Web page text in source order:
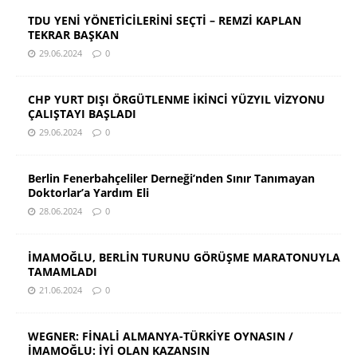
TDU YENİ YÖNETİCİLERİNİ SEÇTİ – REMZİ KAPLAN
TEKRAR BAŞKAN
29.06.2024 0
CHP YURT DIŞI ÖRGÜTLENME İKİNCİ YÜZYIL VİZYONU
ÇALIŞTAYI BAŞLADI
29.06.2024 0
Berlin Fenerbahçeliler Derneği’nden Sınır Tanımayan
Doktorlar’a Yardım Eli
28.06.2024 0
İMAMOĞLU, BERLİN TURUNU GÖRÜŞME MARATONUYLA
TAMAMLADI
21.06.2024 0
WEGNER: FİNALİ ALMANYA-TÜRKİYE OYNASIN /
İMAMOĞLU: İYİ OLAN KAZANSIN